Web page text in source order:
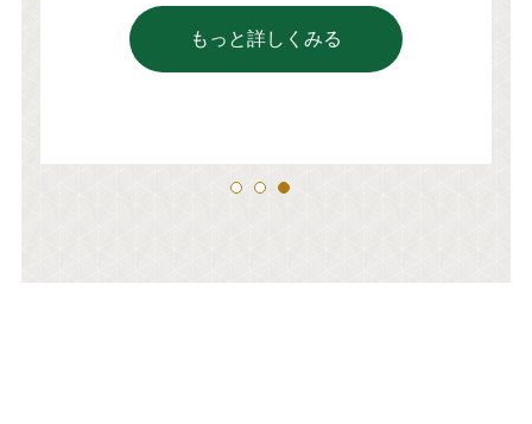
もっと詳しくみる